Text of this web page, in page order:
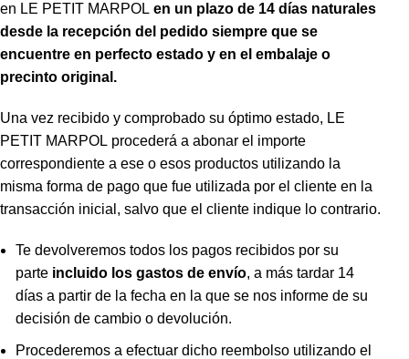
en LE PETIT MARPOL en un plazo de 14 días naturales
desde la recepción del pedido siempre que se
encuentre en perfecto estado y en el embalaje o
precinto original.
Una vez recibido y comprobado su óptimo estado, LE
PETIT MARPOL procederá a abonar el importe
correspondiente a ese o esos productos utilizando la
misma forma de pago que fue utilizada por el cliente en la
transacción inicial, salvo que el cliente indique lo contrario.
Te devolveremos todos los pagos recibidos por su
parte incluido los gastos de envío, a más tardar 14
días a partir de la fecha en la que se nos informe de su
decisión de cambio o devolución.
Procederemos a efectuar dicho reembolso utilizando el